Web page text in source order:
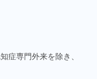
症専門外来を除き、